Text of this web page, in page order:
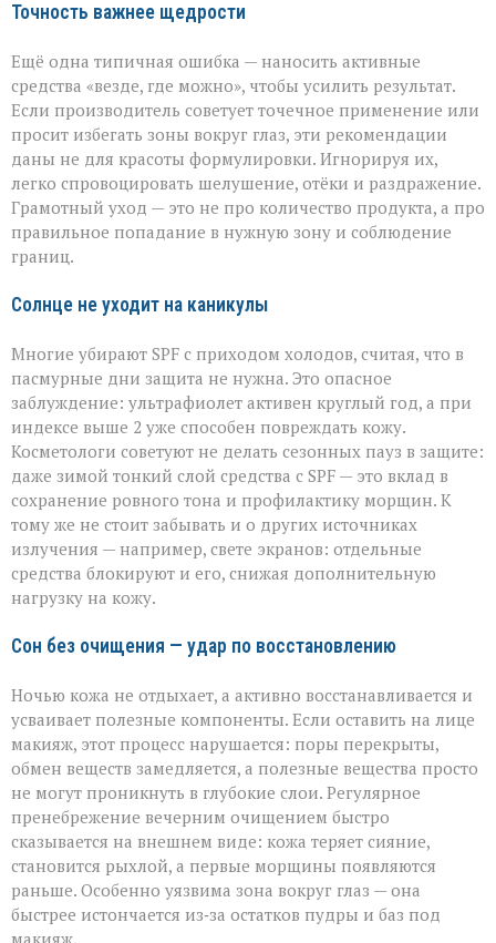
Точность важнее щедрости
Ещё одна типичная ошибка — наносить активные
средства «везде, где можно», чтобы усилить результат.
Если производитель советует точечное применение или
просит избегать зоны вокруг глаз, эти рекомендации
даны не для красоты формулировки. Игнорируя их,
легко спровоцировать шелушение, отёки и раздражение.
Грамотный уход — это не про количество продукта, а про
правильное попадание в нужную зону и соблюдение
границ.
Солнце не уходит на каникулы
Многие убирают SPF с приходом холодов, считая, что в
пасмурные дни защита не нужна. Это опасное
заблуждение: ультрафиолет активен круглый год, а при
индексе выше 2 уже способен повреждать кожу.
Косметологи советуют не делать сезонных пауз в защите:
даже зимой тонкий слой средства с SPF — это вклад в
сохранение ровного тона и профилактику морщин. К
тому же не стоит забывать и о других источниках
излучения — например, свете экранов: отдельные
средства блокируют и его, снижая дополнительную
нагрузку на кожу.
Сон без очищения — удар по восстановлению
Ночью кожа не отдыхает, а активно восстанавливается и
усваивает полезные компоненты. Если оставить на лице
макияж, этот процесс нарушается: поры перекрыты,
обмен веществ замедляется, а полезные вещества просто
не могут проникнуть в глубокие слои. Регулярное
пренебрежение вечерним очищением быстро
сказывается на внешнем виде: кожа теряет сияние,
становится рыхлой, а первые морщины появляются
раньше. Особенно уязвима зона вокруг глаз — она
быстрее истончается из‑за остатков пудры и баз под